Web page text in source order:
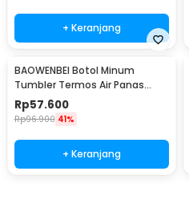
+ Keranjang
BAOWENBEI Botol Minum
Tumbler Termos Air Panas
Dingin Stainless 500ml - A1A0
Rp57.600
Rp96.900 41%
+ Keranjang